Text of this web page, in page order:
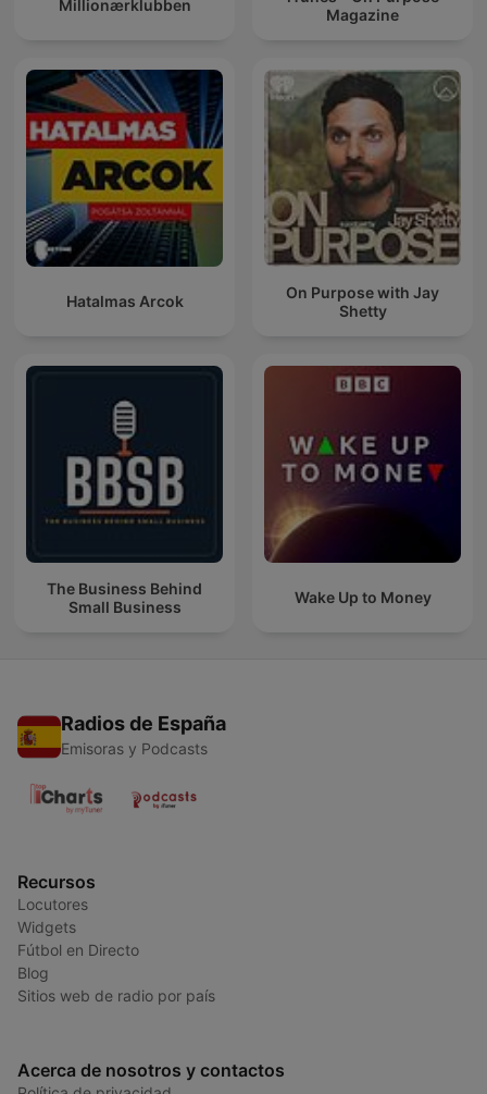
Millionærklubben
Magazine
Hatalmas Arcok
On Purpose with Jay
Shetty
The Business Behind
Small Business
Wake Up to Money
Radios de España
Emisoras y Podcasts
Recursos
Locutores
Widgets
Fútbol en Directo
Blog
Sitios web de radio por país
Acerca de nosotros y contactos